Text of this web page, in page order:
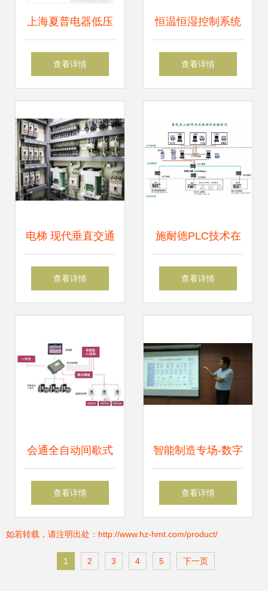
上海夏普电器低压
配电网络的改造及
现
查看详情
恒温恒湿控制系统
市场行情分析 常古
优势——倡导合作
共赢的中国贸易网
查看详情
电梯 现代垂直交通
的复杂机电系统解
查看详情
施耐德PLC技术在
城市污水处理厂机
用探析
查看详情
会通全自动间歇式
印刷机无轴控制系
传动技术中的创新
查看详情
智能制造专场-数字
化工厂会议圆满召
在工业转型中的关
查看详情
如若转载，请注明出处：http://www.hz-hmt.com/product/
1 2 3 4 5 下一页